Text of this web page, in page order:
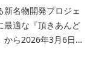
名物開発プロジェ
最適な『頂きあんど
から2026年3月6日
それぞれであるよ